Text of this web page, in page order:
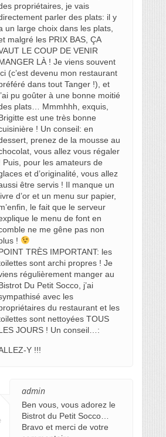
propriétaires, je vais
parler des plats: il y
un large choix dans les plats,
malgré les PRIX BAS, ÇA
LE COUP DE VENIR
LÀ ! Je viens souvent
(c’est devenu mon restaurant
dans tout Tanger !), et
pu goûter à une bonne moitié
plats… Mmmhhh, exquis,
est une très bonne
! Un conseil: en
prenez de la mousse au
vous allez vous régaler
Puis, pour les amateurs de
et d’originalité, vous allez
être servis ! Il manque un
d’or et un menu sur papier,
le fait que le serveur
le menu de font en
ne me gêne pas non
!
TRÈS IMPORTANT: les
sont archi propres ! Je
régulièrement manger au
Du Petit Socco, j’ai
avec les
du restaurant et les
sont nettoyées TOUS
JOURS ! Un conseil…:
Y !!!
admin
Ben vous, vous adorez le
Bistrot du Petit Socco…
Bravo et merci de votre